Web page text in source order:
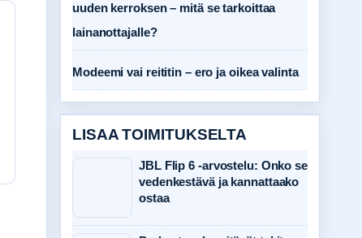
uuden kerroksen – mitä se tarkoittaa
lainanottajalle?
Modeemi vai reititin – ero ja oikea valinta
LISAA TOIMITUKSELTA
JBL Flip 6 -arvostelu: Onko se
vedenkestävä ja kannattaako
ostaa